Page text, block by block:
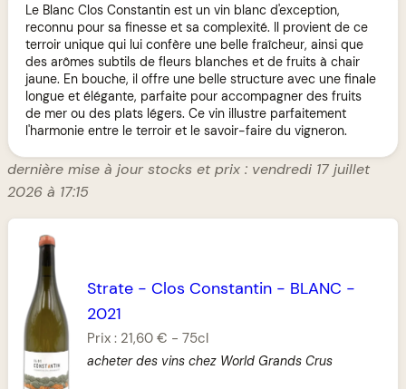
Le Blanc Clos Constantin est un vin blanc d'exception,
reconnu pour sa finesse et sa complexité. Il provient de ce
terroir unique qui lui confère une belle fraîcheur, ainsi que
des arômes subtils de fleurs blanches et de fruits à chair
jaune. En bouche, il offre une belle structure avec une finale
longue et élégante, parfaite pour accompagner des fruits
de mer ou des plats légers. Ce vin illustre parfaitement
l'harmonie entre le terroir et le savoir-faire du vigneron.
dernière mise à jour stocks et prix : vendredi 17 juillet
2026 à 17:15
Strate - Clos Constantin - BLANC -
2021
Prix : 21,60 € -75cl
acheter des vins chez World Grands Crus